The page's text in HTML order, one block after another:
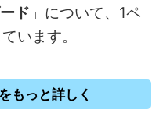
ド 」について、1ペ
います。
もっと詳しく